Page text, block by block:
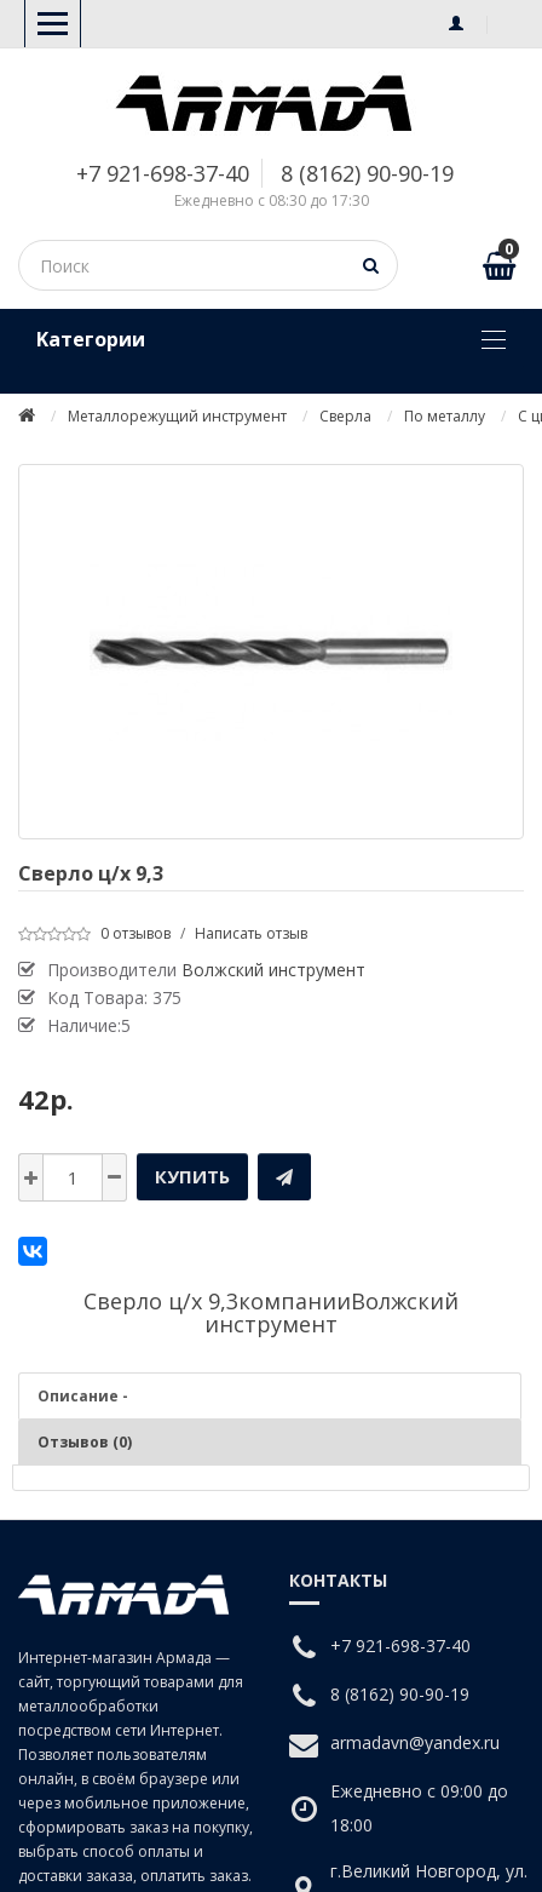
+7 921-698-37-40 8 (8162) 90-90-19
Ежедневно с 08:30 до 17:30
0
Kатегории
Металлорежущий инструмент Сверла По металлу С
Сверло ц/х 9,3
0 отзывов / Написать отзыв
Производители Волжский инструмент
Код Товара: 375
Наличие:5
42р.
КУПИТЬ
Сверло ц/х 9,3компанииВолжский
инструмент
Описание -
Отзывов (0)
Серия:
Средняя
Материал:
Класс точности:
B (продольно-винтовой прокат)
Угол наклона спирали:
Интернет-магазин Армада —
сайт, торгующий товарами для
металлообработки
посредством сети Интернет.
Позволяет пользователям
онлайн, в своём браузере или
через мобильное приложение,
сформировать заказ на покупку,
выбрать способ оплаты и
доставки заказа, оплатить заказ.
КОНТАКТЫ
+7 921-698-37-40
8 (8162) 90-90-19
armadavn@yandex.ru
Ежедневно с 09:00 до
18:00
г.Великий Новгород, ул.